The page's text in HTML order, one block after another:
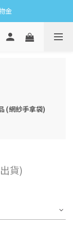
金
XS方
(網紗手拿袋)
貨)